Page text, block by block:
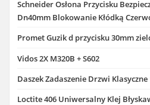
Schneider Osłona Przycisku
Dn40mm Blokowanie Kłódką
Promet Guzik d przycisku 30mm
Vidos 2X M320B + S602
Daszek Zadaszenie Drzwi Klasyczne
Loctite 406 Uniwersalny Klej